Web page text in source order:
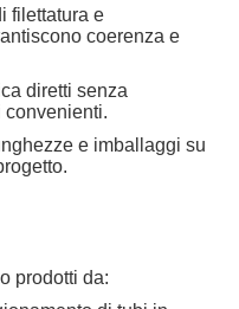
filettatura e
coerenza e
diretti senza
convenienti.
e imballaggi su
prodotti da: